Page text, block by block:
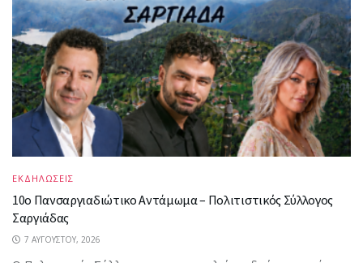
ΕΚΔΗΛΩΣΕΙΣ
10ο Πανσαργιαδιώτικο Αντάμωμα – Πολιτιστικός Σύλλογος
Σαργιάδας
7 ΑΥΓΟΎΣΤΟΥ, 2026